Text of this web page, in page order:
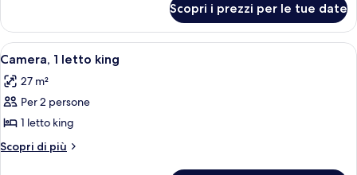
BED-
HIGH
FLR-
PREM
WIFI
5X
KING
BED-
HIGH
PREM
WIFI
FASTER
Scopri i prezzi per le tue date
Apri
tutte
le
foto
per
Camera,
Camera d'albergo con un grande
8
Camera, 1 letto king
27 m²
Per 2 persone
1 letto king
Scopri di più
Altri